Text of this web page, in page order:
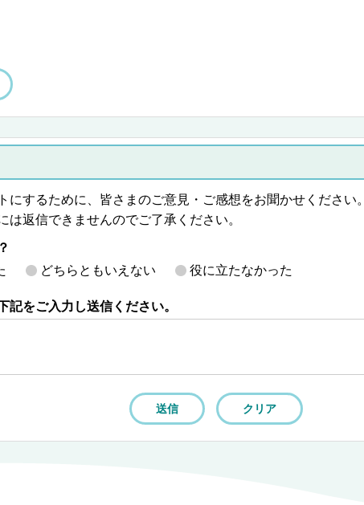
するために、皆さまのご意見・ご感想をお聞かせください。
返信できませんのでご了承ください。
どちらともいえない 役に立たなかった
記をご入力し送信ください。